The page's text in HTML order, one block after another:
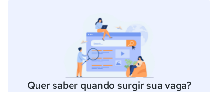
Quer saber quando surgir sua vaga?